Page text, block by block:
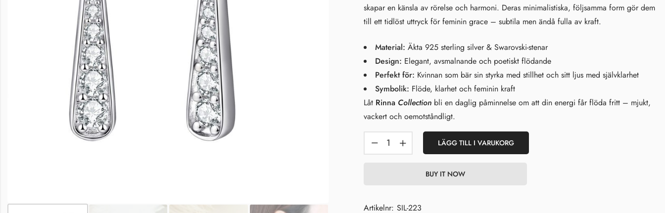
skapar en känsla av rörelse och harmoni. Deras minimalistiska, följsamma form gör dem
till ett tidlöst uttryck för feminin grace – subtila men ändå fulla av kraft.
Material: Äkta 925 sterling silver & Swarovski-stenar
Design: Elegant, avsmalnande och poetiskt flödande
Perfekt för: Kvinnan som bär sin styrka med stillhet och sitt ljus med självklarhet
Symbolik: Flöde, klarhet och feminin kraft
Låt Rinna Collection bli en daglig påminnelse om att din energi får flöda fritt – mjukt,
vackert och oemotståndligt.
LÄGG TILL I VARUKORG
BUY IT NOW
Artikelnr: SIL-223